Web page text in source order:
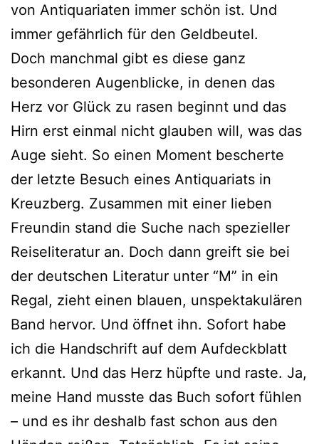
von Antiquariaten immer schön ist. Und
immer gefährlich für den Geldbeutel.
Doch manchmal gibt es diese ganz
besonderen Augenblicke, in denen das
Herz vor Glück zu rasen beginnt und das
Hirn erst einmal nicht glauben will, was das
Auge sieht. So einen Moment bescherte
der letzte Besuch eines Antiquariats in
Kreuzberg. Zusammen mit einer lieben
Freundin stand die Suche nach spezieller
Reiseliteratur an. Doch dann greift sie bei
der deutschen Literatur unter “M” in ein
Regal, zieht einen blauen, unspektakulären
Band hervor. Und öffnet ihn. Sofort habe
ich die Handschrift auf dem Aufdeckblatt
erkannt. Und das Herz hüpfte und raste. Ja,
meine Hand musste das Buch sofort fühlen
– und es ihr deshalb fast schon aus den